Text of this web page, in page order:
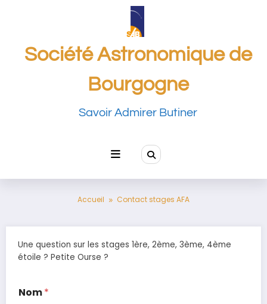
Société Astronomique de
Bourgogne
Savoir Admirer Butiner
Accueil Contact stages AFA
Une question sur les stages 1ère, 2ème, 3ème, 4ème
étoile ? Petite Ourse ?
Nom*